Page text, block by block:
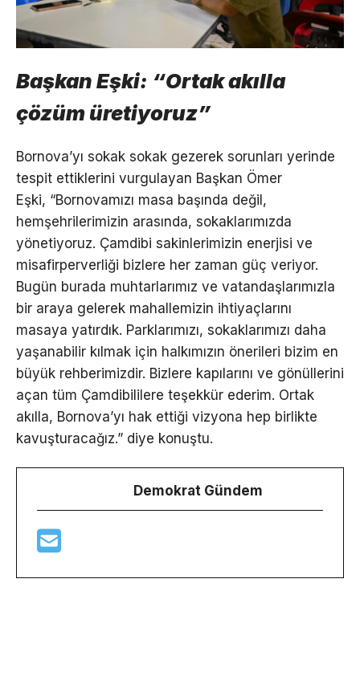
Başkan Eşki: “Ortak akılla
çözüm üretiyoruz”
Bornova’yı sokak sokak gezerek sorunları yerinde
tespit ettiklerini vurgulayan Başkan Ömer
Eşki, “Bornovamızı masa başında değil,
hemşehrilerimizin arasında, sokaklarımızda
yönetiyoruz. Çamdibi sakinlerimizin enerjisi ve
misafirperverliği bizlere her zaman güç veriyor.
Bugün burada muhtarlarımız ve vatandaşlarımızla
bir araya gelerek mahallemizin ihtiyaçlarını
masaya yatırdık. Parklarımızı, sokaklarımızı daha
yaşanabilir kılmak için halkımızın önerileri bizim en
büyük rehberimizdir. Bizlere kapılarını ve gönüllerini
açan tüm Çamdibililere teşekkür ederim. Ortak
akılla, Bornova’yı hak ettiği vizyona hep birlikte
kavuşturacağız.” diye konuştu.
Demokrat Gündem